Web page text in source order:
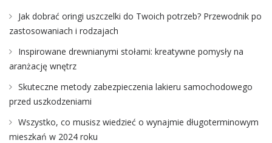
Jak dobrać oringi uszczelki do Twoich potrzeb? Przewodnik po
zastosowaniach i rodzajach
Inspirowane drewnianymi stołami: kreatywne pomysły na
aranżację wnętrz
Skuteczne metody zabezpieczenia lakieru samochodowego
przed uszkodzeniami
Wszystko, co musisz wiedzieć o wynajmie długoterminowym
mieszkań w 2024 roku